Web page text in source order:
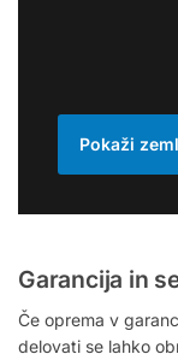
Pokaži
Garancija in
Če oprema v
delovati se lahko